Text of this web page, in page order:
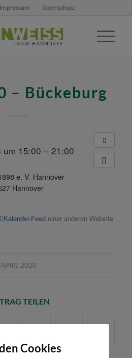
Impressum Datenschutz
– Bückeburg
um 15:00 – 21:00
e. V. Hannover
Hannover
Kalender-Feedeiner anderen Website
2020
/
TEILEN
Cookies